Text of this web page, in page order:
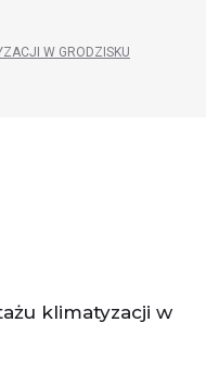
W GRODZISKU
klimatyzacji w